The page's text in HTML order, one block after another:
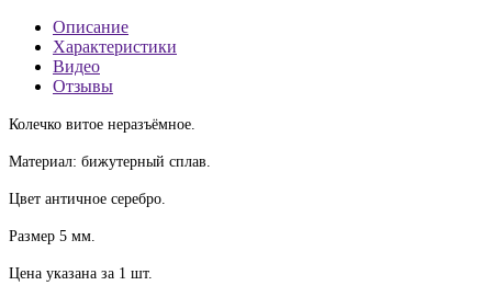
Описание
Характеристики
Видео
Отзывы
Колечко витое неразъёмное.
Материал: бижутерный сплав.
Цвет античное серебро.
Размер 5 мм.
Цена указана за 1 шт.